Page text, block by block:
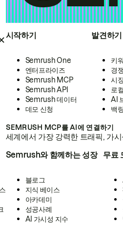
시작하기
Semrush One
엔터프라이즈
Semrush MCP
Semrush API
Semrush 데이터
데모 신청
발견하기
키
경
시
로
AI
백
SEMRUSH MCP를 AI에 연결하기
세계에서 가장 강력한 트래픽, 가
Semrush와 함께하는 성장
블로그
지식 베이스
아카데미
성공사례
AI 가시성 지수
무료